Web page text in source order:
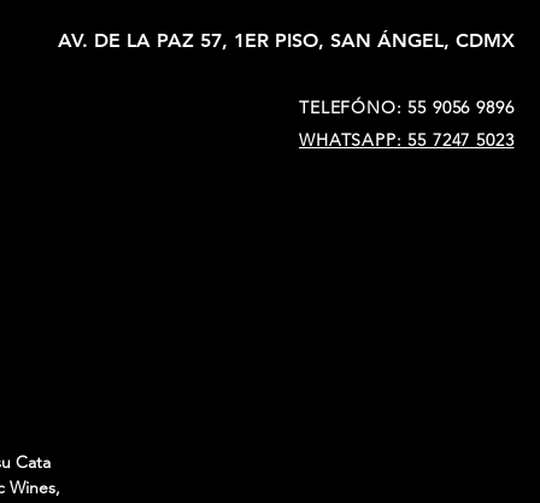
AV. DE LA PAZ 57, 1ER PISO, SAN ÁNGEL, CDMX
TELEFÓNO: 55 9056 9896
WHATSAPP: 55 7247 5023
Cata
Wines,